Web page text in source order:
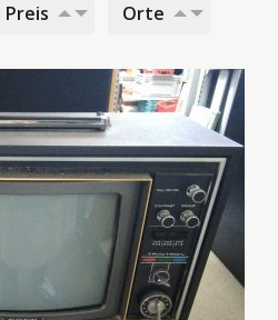
Preis Orte